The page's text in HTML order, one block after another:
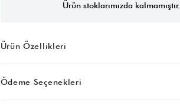
Ürün stoklarımızda kalmamıştır.
Ürün Özellikleri
Ödeme Seçenekleri